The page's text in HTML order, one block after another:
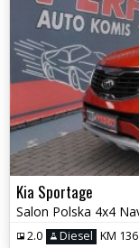
Kia Sportage
2.0 Diesel KM 136